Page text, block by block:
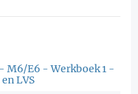
M6/E6 - Werkboek 1 -
LVS